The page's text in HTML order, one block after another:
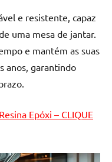
e resistente, capaz
uma mesa de jantar.
e mantém as suas
anos, garantindo
Epóxi – CLIQUE